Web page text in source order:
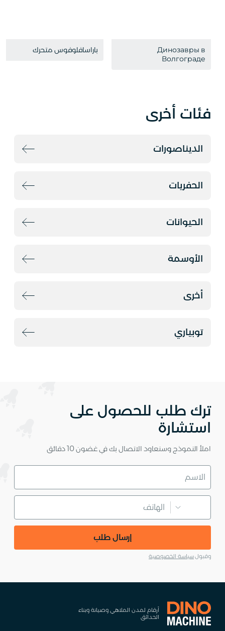
Динозавры в
Волгограде
باراسافلوفوس متحرك
فئات أخرى
الديناصورات
الحفريات
الحيوانات
الأوسمة
أخرى
توبياري
ترك طلب للحصول على
استشارة
املأ النموذج وسنعاود الاتصال بك في غضون 10 دقائق
إرسال طلب
وقبولسياسة الخصوصية
أرقام لمدن الملاهي وصيانة وبناء
الحدائق